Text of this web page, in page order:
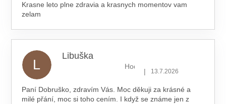
Krasne leto plne zdravia a krasnych momentov vam
zelam
L
Libuška
Hodnocení obchodu je 5 z 5
| 13.7.2026
Paní Dobruško, zdravím Vás. Moc děkuji za krásné a
milé přání, moc si toho cením. I když se známe jen z